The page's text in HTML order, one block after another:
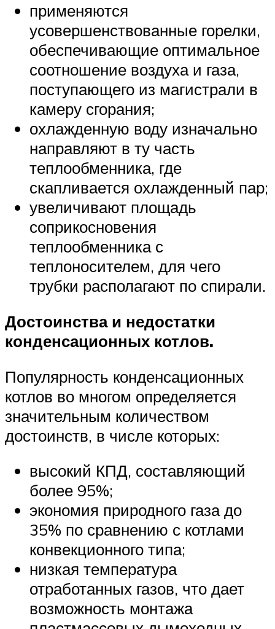
применяются
усовершенствованные горелки,
обеспечивающие оптимальное
соотношение воздуха и газа,
поступающего из магистрали в
камеру сгорания;
охлажденную воду изначально
направляют в ту часть
теплообменника, где
скапливается охлажденный пар;
увеличивают площадь
соприкосновения
теплообменника с
теплоносителем, для чего
трубки располагают по спирали.
Достоинства и недостатки
конденсационных котлов.
Популярность конденсационных
котлов во многом определяется
значительным количеством
достоинств, в числе которых:
высокий КПД, составляющий
более 95%;
экономия природного газа до
35% по сравнению с котлами
конвекционного типа;
низкая температура
отработанных газов, что дает
возможность монтажа